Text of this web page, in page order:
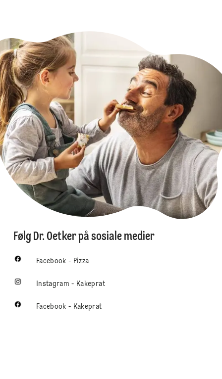
Følg Dr. Oetker på sosiale medier
Facebook - Pizza
Instagram - Kakeprat
Facebook - Kakeprat